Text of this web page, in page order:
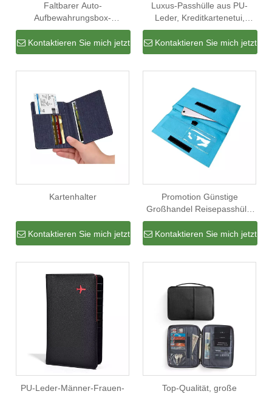
Faltbarer Auto-
Aufbewahrungsbox-
Kofferraum-Organizer
Langlebiger
zusammenklappbarer
Kontaktieren Sie mich jetzt
Luxus-Passhülle aus PU-
Leder, Kreditkartenetui,
Reisebrieftasche, Anti-
Diebstahl-RFID-Passhülle für
Flugreisen
Kontaktieren Sie mich jetzt
Kartenhalter
Kontaktieren Sie mich jetzt
Promotion Günstige
Großhandel Reisepasshülle
Kartenhalter
Geldscheinklammer
Geldbörse mit 7 Taschen
Kontaktieren Sie mich jetzt
PU-Leder-Männer-Frauen- Top-Qualität, große